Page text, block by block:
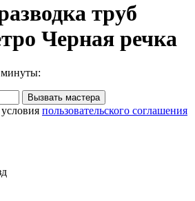
труб
Черная речка
минуты:
Вызвать мастера
пользовательского соглашения